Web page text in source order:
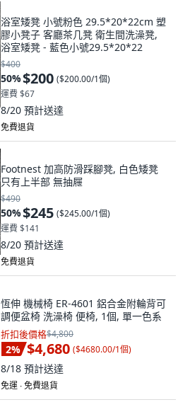
浴室矮凳 小號粉色 29.5*20*22cm 塑
膠小凳子 客廳茶几凳 衛生間洗澡凳,
浴室矮凳 - 藍色小號29.5*20*22
$400
50%$200 ($200.00/1個)
運費 $67
8/20 預計送達
免費退貨
Footnest 加高防滑踩腳凳, 白色矮凳
只有上半部 無抽屜
$490
50%$245 ($245.00/1個)
運費 $141
8/20 預計送達
免費退貨
恆伸 機械椅 ER-4601 鋁合金附輪背可
調便盆椅 洗澡椅 便椅, 1個, 單一色系
折扣後價格$4,800
2% $4,680 ($4680.00/1個)
8/18 預計送達
免運 ∙ 免費退貨